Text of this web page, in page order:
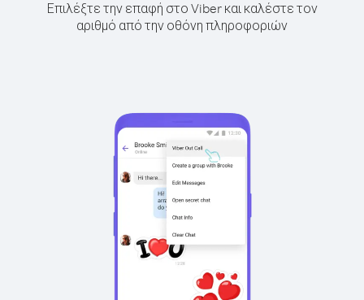
Επιλέξτε την επαφή στο Viber και καλέστε τον
αριθμό από την οθόνη πληροφοριών